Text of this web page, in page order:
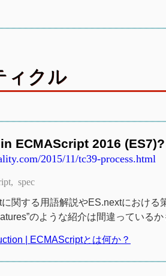
ィクル
ECMAScript 2016 (ES7)?
2015/11/tc39-process.html
spec
関する用語解説やES.nextにおける
のような紹介は間違っている
| ECMAScriptとは何か？